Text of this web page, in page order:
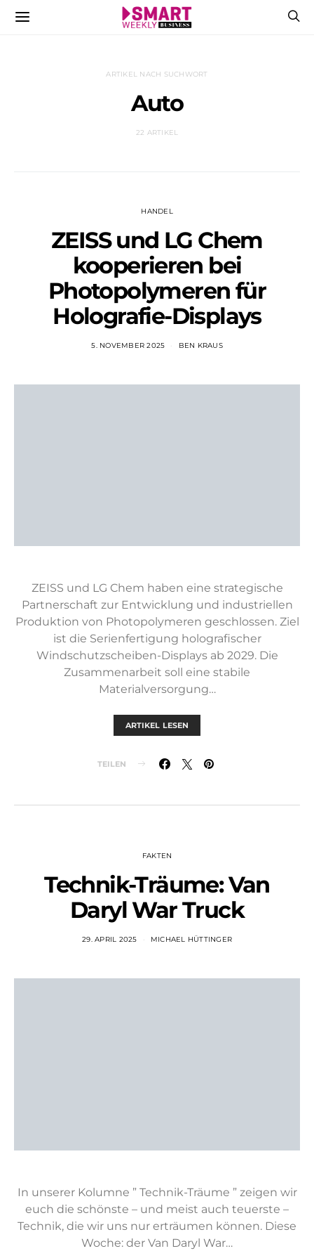
ARTIKEL NACH SUCHWORT
Auto
22 ARTIKEL
HANDEL
ZEISS und LG Chem
kooperieren bei
Photopolymeren für
Holografie-Displays
5. NOVEMBER 2025 BEN KRAUS
ZEISS und LG Chem haben eine strategische
Partnerschaft zur Entwicklung und industriellen
Produktion von Photopolymeren geschlossen. Ziel
ist die Serienfertigung holografischer
Windschutzscheiben-Displays ab 2029. Die
Zusammenarbeit soll eine stabile
Materialversorgung…
ARTIKEL LESEN
TEILEN
FAKTEN
Technik-Träume: Van
Daryl War Truck
29. APRIL 2025 MICHAEL HÜTTINGER
In unserer Kolumne ” Technik-Träume ” zeigen wir
euch die schönste – und meist auch teuerste –
Technik, die wir uns nur erträumen können. Diese
Woche: der Van Daryl War…